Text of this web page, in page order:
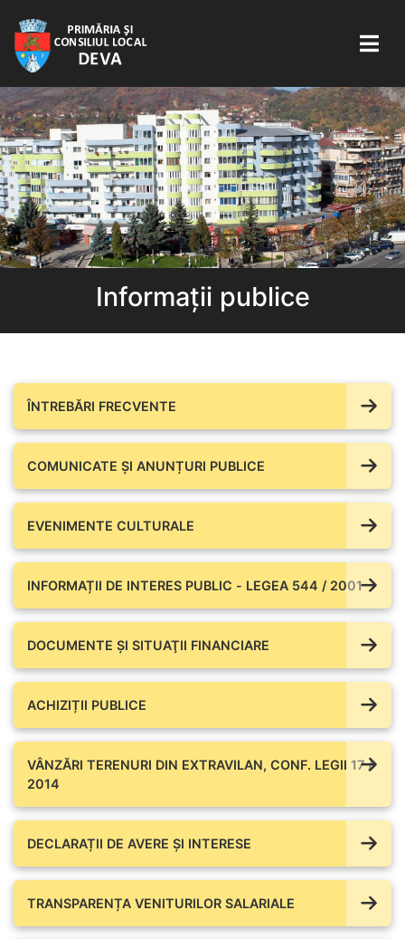
Informații publice
ÎNTREBĂRI FRECVENTE
COMUNICATE ŞI ANUNȚURI PUBLICE
EVENIMENTE CULTURALE
INFORMAȚII DE INTERES PUBLIC - LEGEA 544 / 2001
DOCUMENTE ŞI SITUAŢII FINANCIARE
ACHIZIȚII PUBLICE
VÂNZĂRI TERENURI DIN EXTRAVILAN, CONF. LEGII 17 /
2014
DECLARAȚII DE AVERE ŞI INTERESE
TRANSPARENȚA VENITURILOR SALARIALE